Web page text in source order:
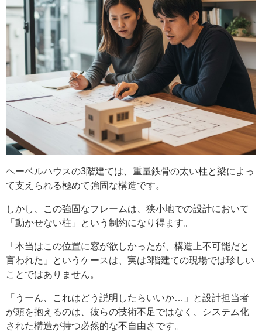
ヘーベルハウスの3階建ては、重量鉄骨の太い柱と梁によっ
て支えられる極めて強固な構造です。
しかし、この強固なフレームは、狭小地での設計において
「動かせない柱」という制約になり得ます。
「本当はこの位置に窓が欲しかったが、構造上不可能だと
言われた」というケースは、実は3階建ての現場では珍しい
ことではありません。
「うーん、これはどう説明したらいいか…」と設計担当者
が頭を抱えるのは、彼らの技術不足ではなく、システム化
された構造が持つ必然的な不自由さです。